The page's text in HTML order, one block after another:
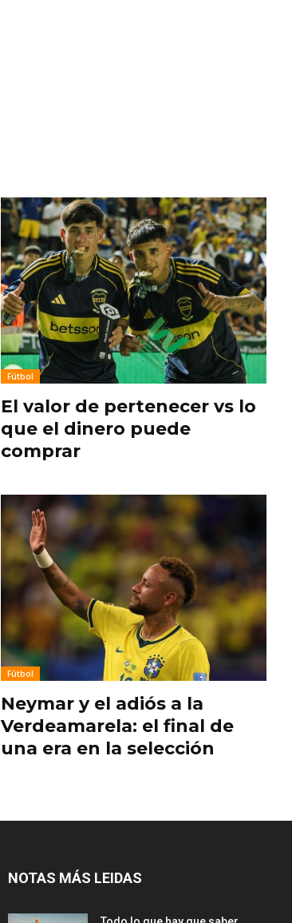
Fútbol
El valor de pertenecer vs lo
que el dinero puede
comprar
Fútbol
Neymar y el adiós a la
Verdeamarela: el final de
una era en la selección
NOTAS MÁS LEIDAS